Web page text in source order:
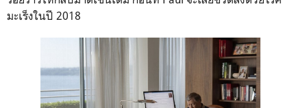
มะเร็งในปี 2018